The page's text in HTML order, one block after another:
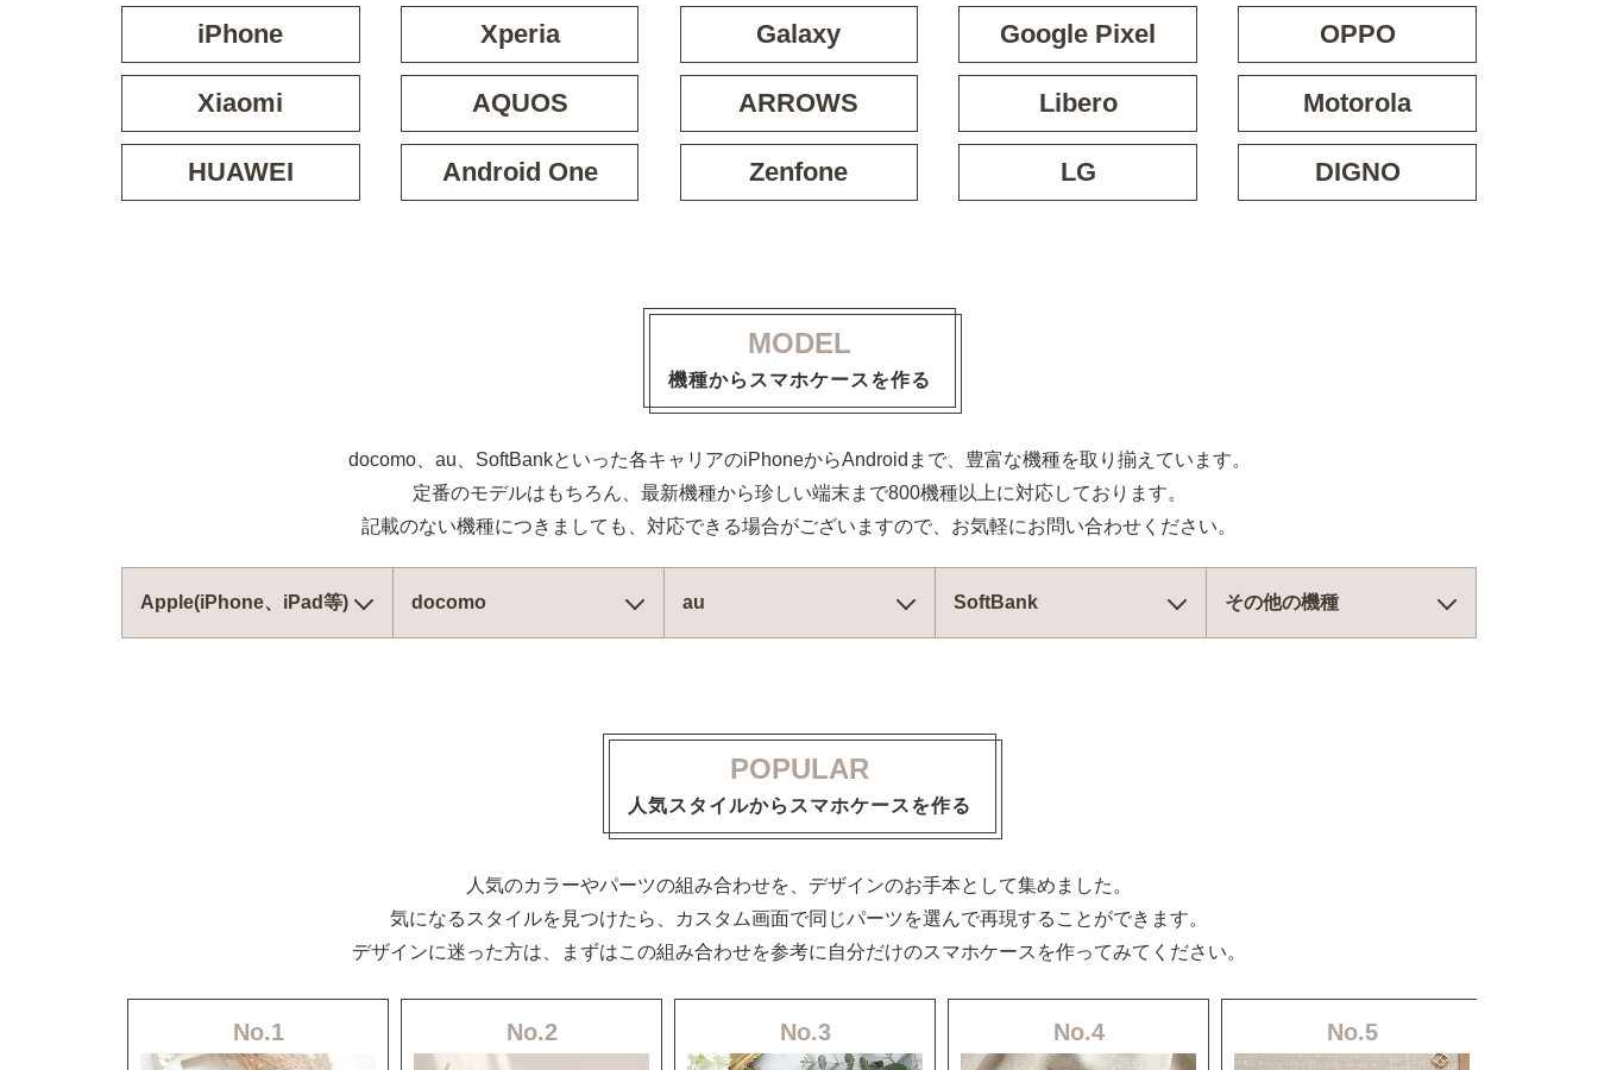
iPhone Xperia Galaxy Google Pixel OPPO
Xiaomi AQUOS ARROWS Libero Motorola
HUAWEI Android One Zenfone LG DIGNO
MODEL
機種からスマホケースを作る
docomo、au、SoftBankといった各キャリアのiPhoneからAndroidまで、豊富な機種を取り揃えています。
定番のモデルはもちろん、最新機種から珍しい端末まで800機種以上に対応しております。
記載のない機種につきましても、対応できる場合がございますので、お気軽にお問い合わせください。
Apple(iPhone、iPad等) docomo au SoftBank その他の機種
POPULAR
人気スタイルからスマホケースを作る
人気のカラーやパーツの組み合わせを、デザインのお手本として集めました。
気になるスタイルを見つけたら、カスタム画面で同じパーツを選んで再現することができます。
デザインに迷った方は、まずはこの組み合わせを参考に自分だけのスマホケースを作ってみてください。
No.1 No.2 No.3 No.4 No.5